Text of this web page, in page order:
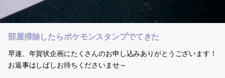
部屋掃除したらポケモンスタンプでてきた
早速、年賀状企画にたくさんのお申し込みありがとうございます！
お返事はしばしお待ちくださいませ～